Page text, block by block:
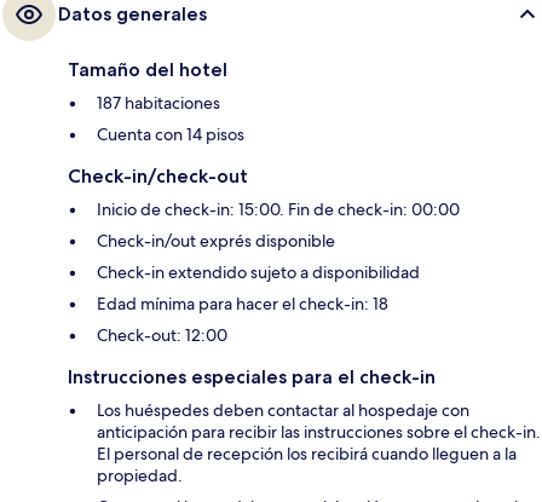
Datos generales
Tamaño del hotel
187 habitaciones
Cuenta con 14 pisos
Check-in/check-out
Inicio de check-in: 15:00. Fin de check-in: 00:00
Check-in/out exprés disponible
Check-in extendido sujeto a disponibilidad
Edad mínima para hacer el check-in: 18
Check-out: 12:00
Instrucciones especiales para el check-in
Los huéspedes deben contactar al hospedaje con
anticipación para recibir las instrucciones sobre el check-in.
El personal de recepción los recibirá cuando lleguen a la
propiedad.